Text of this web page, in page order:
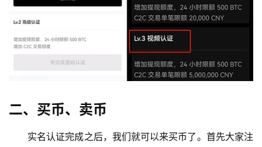
二、买币、卖币
实名认证完成之后，我们就可以来买币了。首先大家注